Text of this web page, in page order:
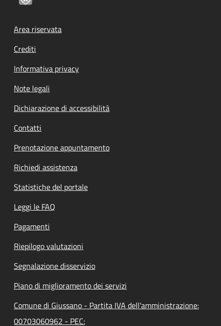
Footer menu
Area riservata
Crediti
Informativa privacy
Note legali
Dichiarazione di accessibilità
Contatti
Prenotazione appuntamento
Richiedi assistenza
Statistiche del portale
Leggi le FAQ
Pagamenti
Riepilogo valutazioni
Segnalazione disservizio
Piano di miglioramento dei servizi
Comune di Giussano - Partita IVA dell'amministrazione:
00703060962 - PEC: